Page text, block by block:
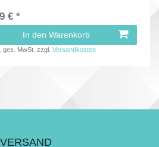
€ *
In den Warenkorb
ges. MwSt. zzgl.Versandkosten
VERSAND